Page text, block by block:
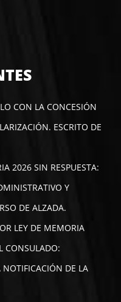
CON LA CONCESIÓN
ESCRITO DE
2026 SIN RESPUESTA:
Y
DE ALZADA.
LEY DE MEMORIA
CONSULADO:
DE LA